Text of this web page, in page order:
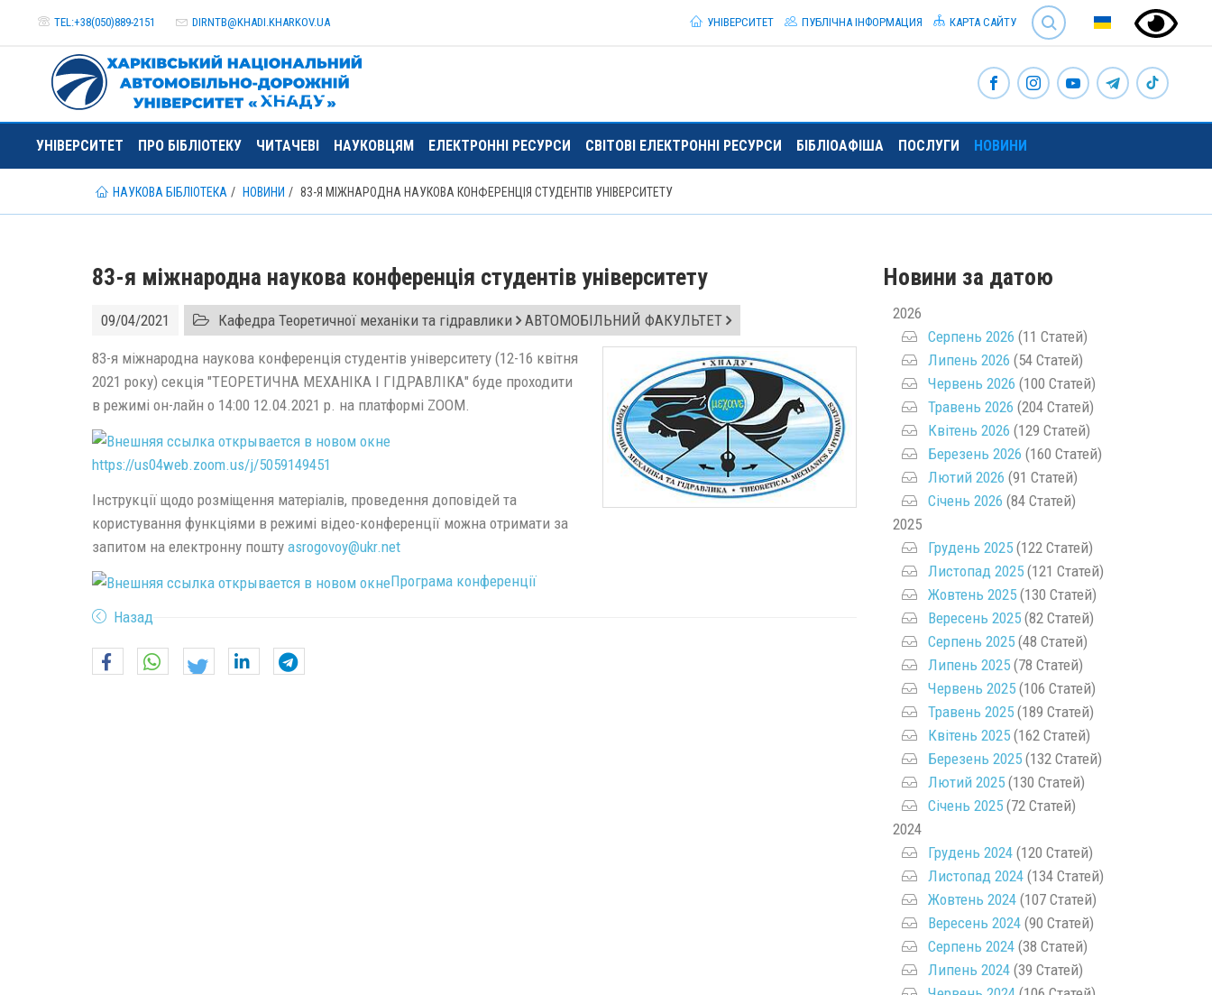
TEL:+38(050)889-2151 DIRNTB@KHADI.KHARKOV.UA
SEARCH
УНІВЕРСИТЕТ
ПУБЛІЧНА ІНФОРМАЦИЯ КАРТА САЙТУ
УНІВЕРСИТЕТ ПРО БІБЛІОТЕКУ ЧИТАЧЕВІ НАУКОВЦЯМ ЕЛЕКТРОННІ РЕСУРСИ СВІТОВІ ЕЛЕКТРОННІ РЕСУРСИ БІБЛІОАФІША ПОСЛУГИ НОВИНИ
НАУКОВА БІБЛІОТЕКА НОВИНИ 83-Я МІЖНАРОДНА НАУКОВА КОНФЕРЕНЦІЯ СТУДЕНТІВ УНІВЕРСИТЕТУ
83-я міжнародна наукова конференція студентів університету
09/04/2021 Кафедра Теоретичної механіки та гідравлики АВТОМОБІЛЬНИЙ ФАКУЛЬТЕТ
83-я міжнародна наукова конференція студентів університету (12-16 квітня
2021 року) секція "ТЕОРЕТИЧНА МЕХАНІКА І ГІДРАВЛІКА" буде проходити
в режимі он-лайн о 14:00 12.04.2021 р. на платформі ZOOM.
https://us04web.zoom.us/j/5059149451
Інструкції щодо розміщення матеріалів, проведення доповідей та
користування функціями в режимі відео-конференції можна отримати за
запитом на електронну пошту asrogovoy@ukr.net
Програма конференції
Назад
Новини за датою
2026
Серпень 2026 (11 Статей)
Липень 2026 (54 Статей)
Червень 2026 (100 Статей)
Травень 2026 (204 Статей)
Квітень 2026 (129 Статей)
Березень 2026 (160 Статей)
Лютий 2026 (91 Статей)
Січень 2026 (84 Статей)
2025
Грудень 2025(122 Статей)
Листопад 2025(121 Статей)
Жовтень 2025(130 Статей)
Вересень 2025(82 Статей)
Серпень 2025(48 Статей)
Липень 2025(78 Статей)
Червень 2025(106 Статей)
Травень 2025(189 Статей)
Квітень 2025(162 Статей)
Березень 2025(132 Статей)
Лютий 2025(130 Статей)
Січень 2025(72 Статей)
2024
Грудень 2024(120 Статей)
Листопад 2024(134 Статей)
Жовтень 2024(107 Статей)
Вересень 2024(90 Статей)
Серпень 2024(38 Статей)
Липень 2024(39 Статей)